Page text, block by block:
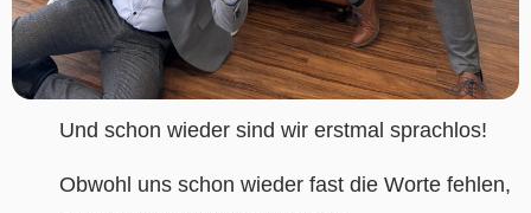
Und schon wieder sind wir erstmal sprachlos!
Obwohl uns schon wieder fast die Worte fehlen,